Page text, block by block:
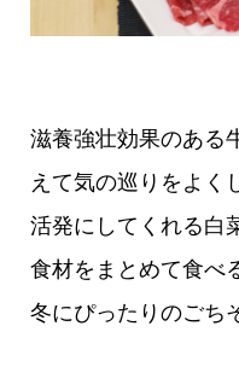
滋養強壮効果のある
えて気の巡りをよく
活発にしてくれる白
食材をまとめて食べ
冬にぴったりのごち